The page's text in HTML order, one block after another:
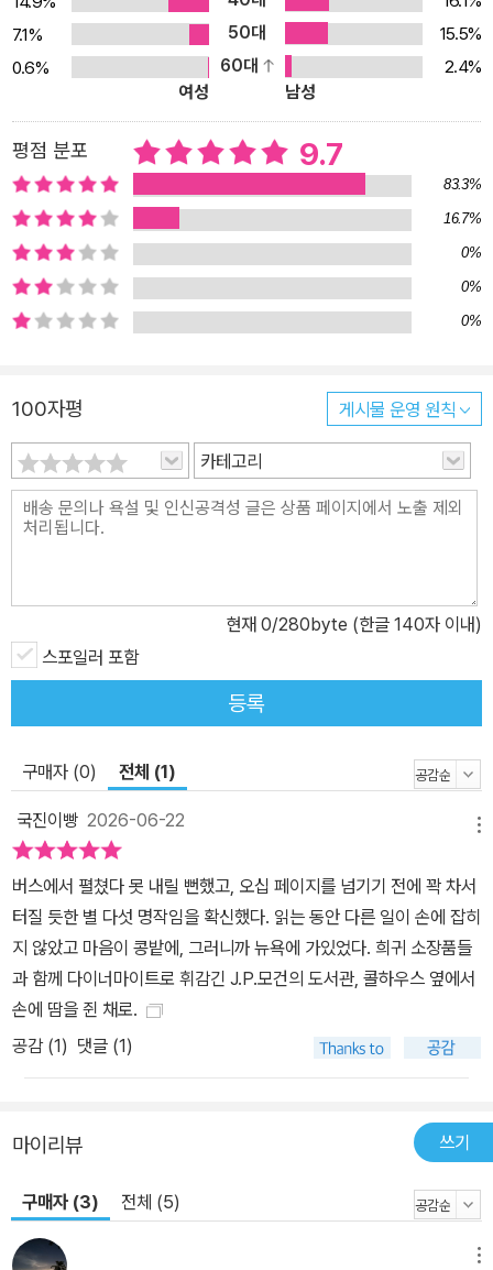
권하게 되면서 급격한 산업화와 도시화를 맞게 된다. 개인주의가 점
차 확산되고 정치는 부패하고 아메리칸 드림을 품고 전 세계에서 이
민자가 몰려들었으며 노동자, 여성, 인종 등의 사회 문제가 첨예해지
기 시작했다. ‘진보 시대’란 이상주의를 바탕으로 이러한 문제점들을
뜻한다. 1975년, 닥터로가 이 작품을 발표할 당시 미국 사회는 베트
남 전쟁의 여파로 국내는 물론 국제적 문제에 심한 환멸을 느끼고 있
었다. 이에 닥터로는 ‘진보 시대’를 들어 역사에 대한 새로운 평가 및
역사를 재창조함으로써 평단과 대중으로부터 큰 호응을 얻었다. 흑
인, 여성, 이민자와 노동자 등을 역사의 무대에 주인공으로 세우고 약
동하는 이들 각자의 욕망을 매혹적인 래그타임 선율을 닮은 문체로
다. 이후 영화와 뮤지컬로도 재작되어 지금까지도 큰 인기를 모으고
있다. 독창적인 실험에 가까운 새로운 형식의 역사소설 유명 인사와
이름 없는 이들이 공존한 역사에 대해 『래그타임』은 20세기의 여명
부터 1차세계대전 직전까지를 다룬 새로운 형식의 역사소설이다. 해
리 후디니, 에벌린 네즈빗, 스탠퍼드 화이트, J. P. 모건, 헨리 포드, 옘
어진 변혁의 순간을 조명했다. 미국의 중산층을 대변하는 ‘아버지’와
‘어머니’, ‘어머니’의 동생으로 이상주의자 청년인‘외삼촌’, 가난한 사
회주의 예술가이자 이민자로 아메리칸 드림을 실현한 ‘타테’(미국으
로 이민 온 유대인 이민자들이 쓰는 언어인 이디시어로 ‘아빠’를 뜻
스트‘콜하우스 워커 주니어’등의 허구적 인물들이 닥터로가 새롭게
조명한 이름 없는 역사의 주인공들이다. 소설은 유명 건축가 스탠퍼
드 화이트 살인사건이 발생한 1906년의 뉴욕에서부터 시작된다. 철
도 재벌가의 괴짜 상속자인 해리 K. 소는 자신의 아내인 에벌린 네즈
빗이 결혼 전 열여섯의 나이로 마흔일곱이던 화이트의 정부로 지낸
일을 질투해 그를 살해한다. ‘깁슨 걸’ 모델로 활동했고 몽고메리 여사
가 쓴 『빨간 머리 앤』의 실제 모델로도 알려진 미모의 여배우 에벌린
은 이후‘타테’를 통해 무정부주의자인 옘마 골드만과 조우하게 되고,
명에 눈뜨게 된다. 당시 최고의 스타였던 탈출의 명수 해리 후디니는
1차세계대전의 시발점이 된 프란츠 페르디난트 대공의 암살에 대한
예언을 듣게 된다. 이야기는 실제와 허구를 넘나들며, 흡사 ‘타테’와
‘진보 시대’에 사회 전 영역에서 이루어진 변화를 조명한다. ’래그타
임‘의 시대, 20세기 초 진보의 시대가 성장 동력으로 쓴 흑인, 여성,
7.1%
50대
15.5%
0.6%
60대
2.4%
여성
남성
평점 분포 9.7
83.3%
16.7%
0%
0%
0%
100자평 게시물 운영 원칙
카테고리
현재 0/280byte (한글 140자 이내)
스포일러 포함
등록
구매자 (0) 전체 (1)
국진이빵 2026-06-22
버스에서 펼쳤다 못 내릴 뻔했고, 오십 페이지를 넘기기 전에 꽉 차서
터질 듯한 별 다섯 명작임을 확신했다. 읽는 동안 다른 일이 손에 잡히
지 않았고 마음이 콩밭에, 그러니까 뉴욕에 가있었다. 희귀 소장품들
과 함께 다이너마이트로 휘감긴 J.P.모건의 도서관, 콜하우스 옆에서
손에 땀을 쥔 채로.
공감 (1) 댓글 (1)
마이리뷰 쓰기
구매자 (3) 전체 (5)